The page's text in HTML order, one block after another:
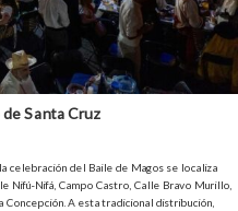
Santa Cruz
celebración del Baile de Magos se localiza
Nifú-Nifá, Campo Castro, Calle Bravo Murillo,
Concepción. A esta tradicional distribución,